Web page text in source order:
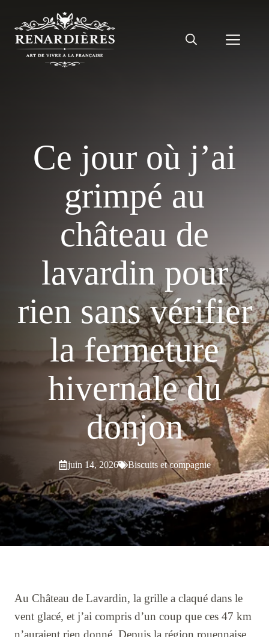
contenu
Ce jour où j’ai
grimpé au
château de
lavardin pour
rien sans vérifier
la fermeture
hivernale du
donjon
juin 14, 2026 Biscuits et compagnie
Au Château de Lavardin, la grille a claqué dans le
vent glacé, et j’ai compris d’un coup que ces 47 km